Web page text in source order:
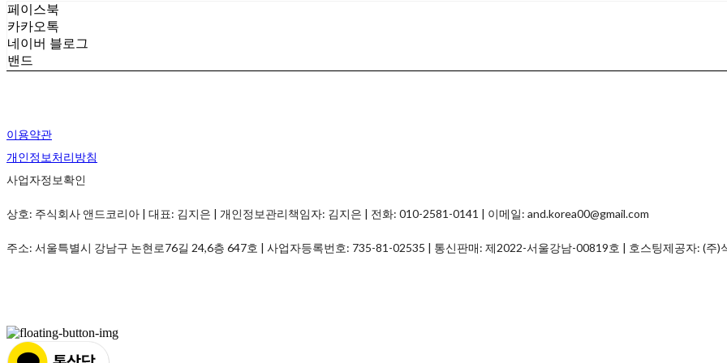
페이스북
카카오톡
네이버 블로그
밴드
이용약관
개인정보처리방침
사업자정보확인
상호: 주식회사 앤드코리아 | 대표: 김지은 | 개인정보관리책임자: 김지은 | 전화: 010-2581-0141 | 이메일: and.korea00@gmail.com
주소: 서울특별시 강남구 논현로76길 24,6층 647호 | 사업자등록번호: 735-81-02535 | 통신판매: 제2022-서울강남-00819호 | 호스팅제공자: (주)